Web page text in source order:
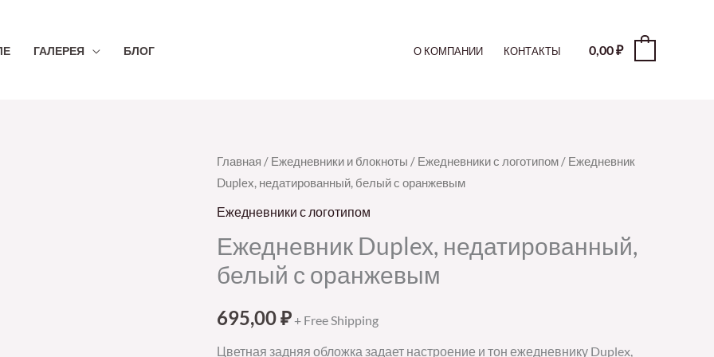
ГАЛЕРЕЯ БЛОГ О КОМПАНИИ КОНТАКТЫ 0,00₽
Главная / Ежедневники и блокноты / Ежедневники с логотипом / Ежедневник
Duplex, недатированный, белый с оранжевым
Ежедневники с логотипом
Ежедневник Duplex, недатированный,
белый с оранжевым
695,00₽ + Free Shipping
Цветная задняя обложка задает настроение и тон ежедневнику Duplex,
Количество
товара
Ежедневник
недатированный,
белый
оранжевым